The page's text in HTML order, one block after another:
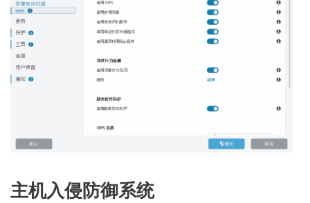
主机入侵防御系统